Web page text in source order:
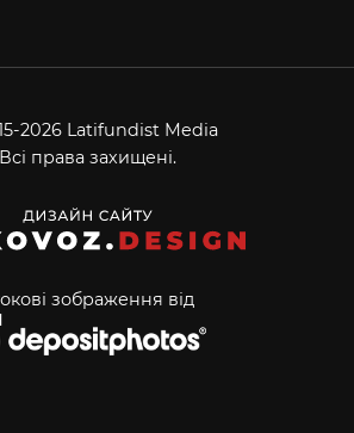
2026 Latifundist Media
Всі права захищені.
зображення від